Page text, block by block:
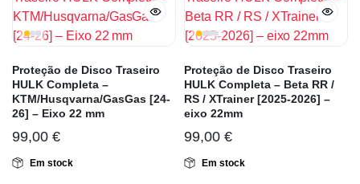
Proteção de Disco Traseiro
HULK Completa –
KTM/Husqvarna/GasGas [24-
26] – Eixo 22 mm
99,00 €
Em stock
Proteção de Disco Traseiro
HULK Completa – Beta RR /
RS / XTrainer [2025-2026] –
eixo 22mm
99,00 €
Em stock